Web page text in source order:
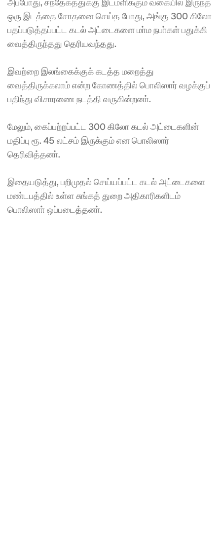
ஒரு இடத்தை சோதனை செய்த போது, அங்கு 300 கிலோ
பதப்படுத்தப்பட்ட கடல் அட்டைகளை மா்ம நபா்கள் பதுக்கி
வைத்திருந்தது தெரியவந்தது.
இவற்றை இலங்கைக்குக் கடத்த மறைத்து
வைத்திருக்கலாம் என்ற கோணத்தில் பொலிஸார் வழக்குப்
பதிந்து விசாரணை நடத்தி வருகின்றனா்.
மேலும், கைப்பற்றப்பட்ட 300 கிலோ கடல் அட்டைகளின்
மதிப்பு ரூ. 45 லட்சம் இருக்கும் என பொலிஸார்
தெரிவித்தனா்.
இதையடுத்து, பறிமுதல் செய்யப்பட்ட கடல் அட்டைகளை
மண்டபத்தில் உள்ள சுங்கத் துறை அதிகாரிகளிடம்
பொலிஸாா் ஒப்படைத்தனா்.